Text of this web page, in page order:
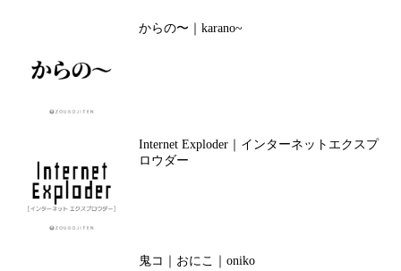
からの〜｜karano~
Internet Exploder｜インターネットエクスプ
ロウダー
鬼コ｜おにこ｜oniko